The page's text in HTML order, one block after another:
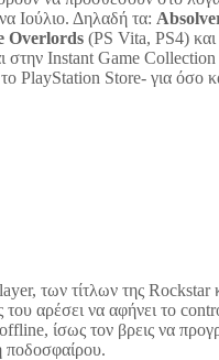
Ιούλιο. Δηλαδή τα:
Overlords (PS Vita, PS4) και
στην Instant Game
PlayStation Store- για όσο
των τίτλων της Rockstar
αρέσει να αφήνει το
ίσως τον βρεις να
ποδοσφαίρου.